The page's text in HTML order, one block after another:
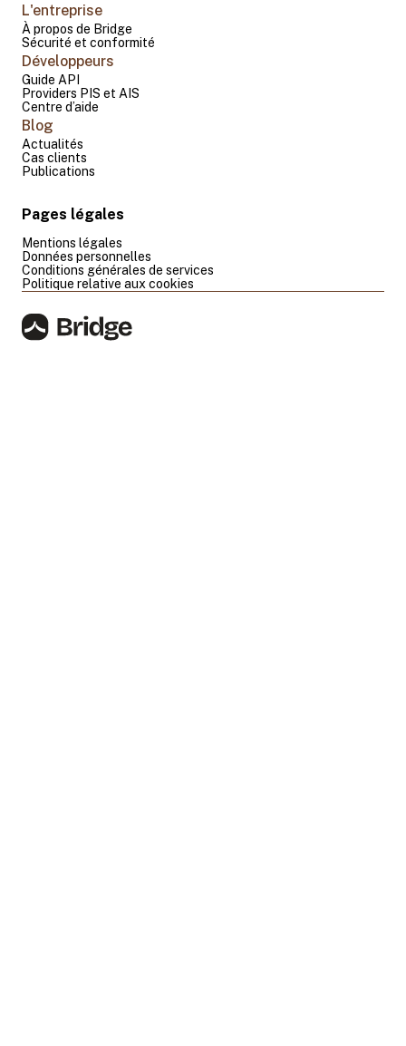
L'entreprise
À propos de Bridge
Sécurité et conformité
Développeurs
Guide API
Providers PIS et AIS
Centre d’aide
Blog
Actualités
Cas clients
Publications
Pages légales
Mentions légales
Données personnelles
Conditions générales de services
Politique relative aux cookies